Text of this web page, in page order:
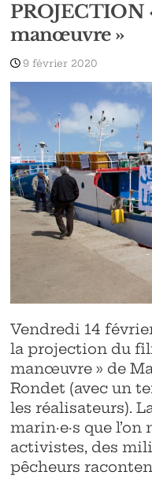
PROJECTION
manœuvre »
9 février 2020
Vendredi 14
la projection du
manœuvre » de
Rondet (avec un
les réalisateurs).
marin·e·s que
activistes, des
pêcheurs